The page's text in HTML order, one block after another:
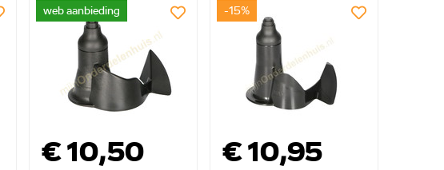
web aanbieding
€ 10,50
-15%
€ 10,95